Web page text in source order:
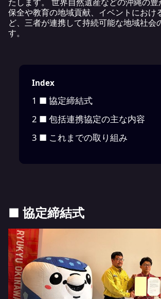
保全や教育の地域貢献、イベントにおけ
ど、三者が連携して持続可能な地域社会
す。
Index
1 ■ 協定締結式
2 ■ 包括連携協定の主な内容
3 ■ これまでの取り組み
■ 協定締結式